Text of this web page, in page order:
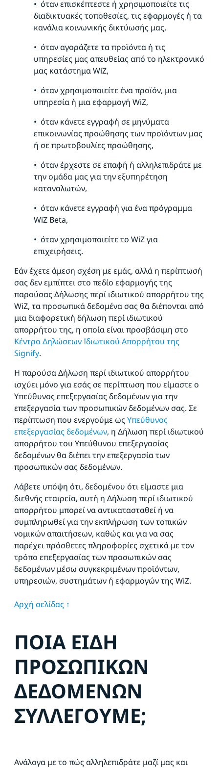
• όταν επισκέπτεστε ή χρησιμοποιείτε τις
διαδικτυακές τοποθεσίες, τις εφαρμογές ή τα
κανάλια κοινωνικής δικτύωσής μας,
• όταν αγοράζετε τα προϊόντα ή τις
υπηρεσίες μας απευθείας από το ηλεκτρονικό
μας κατάστημα WiZ,
• όταν χρησιμοποιείτε ένα προϊόν, μια
υπηρεσία ή μια εφαρμογή WiZ,
• όταν κάνετε εγγραφή σε μηνύματα
επικοινωνίας προώθησης των προϊόντων μας
ή σε πρωτοβουλίες προώθησης,
• όταν έρχεστε σε επαφή ή αλληλεπιδράτε με
την ομάδα μας για την εξυπηρέτηση
καταναλωτών,
• όταν κάνετε εγγραφή για ένα πρόγραμμα
WiZ Beta,
• όταν χρησιμοποιείτε το WiZ για
επιχειρήσεις.
Εάν έχετε άμεση σχέση με εμάς, αλλά η περίπτωσή
σας δεν εμπίπτει στο πεδίο εφαρμογής της
παρούσας Δήλωσης περί ιδιωτικού απορρήτου της
WiZ, τα προσωπικά δεδομένα σας θα διέπονται από
μια διαφορετική δήλωση περί ιδιωτικού
απορρήτου της, η οποία είναι προσβάσιμη στο
Κέντρο Δηλώσεων Ιδιωτικού Απορρήτου της
Signify.
Η παρούσα Δήλωση περί ιδιωτικού απορρήτου
ισχύει μόνο για εσάς σε περίπτωση που είμαστε ο
Υπεύθυνος επεξεργασίας δεδομένων για την
επεξεργασία των προσωπικών δεδομένων σας. Σε
περίπτωση που ενεργούμε ως Υπεύθυνος
επεξεργασίας δεδομένων, η Δήλωση περί ιδιωτικού
απορρήτου του Υπεύθυνου επεξεργασίας
δεδομένων θα διέπει την επεξεργασία των
προσωπικών σας δεδομένων.
Λάβετε υπόψη ότι, δεδομένου ότι είμαστε μια
διεθνής εταιρεία, αυτή η Δήλωση περί ιδιωτικού
απορρήτου μπορεί να αντικατασταθεί ή να
συμπληρωθεί για την εκπλήρωση των τοπικών
νομικών απαιτήσεων, καθώς και για να σας
παρέχει πρόσθετες πληροφορίες σχετικά με τον
τρόπο επεξεργασίας των προσωπικών σας
δεδομένων μέσω συγκεκριμένων προϊόντων,
υπηρεσιών, συστημάτων ή εφαρμογών της WiZ.
Αρχή σελίδας ↑
ΠΟΙΑ ΕΙΔΗ
ΠΡΟΣΩΠΙΚΩΝ
ΔΕΔΟΜΕΝΩΝ
ΣΥΛΛΕΓΟΥΜΕ;
Ανάλογα με το πώς αλληλεπιδράτε μαζί μας και